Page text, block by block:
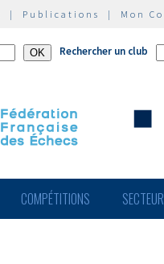
| Publications | Mon
Rechercher un club
COMPÉTITIONS